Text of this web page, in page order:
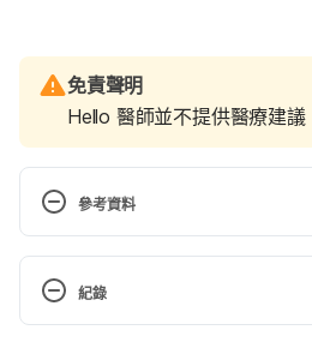
免責聲明
Hello 醫師並不提供醫療建議
參考資料
Soothing a crying baby.
https://www.nhs.uk/
紀錄